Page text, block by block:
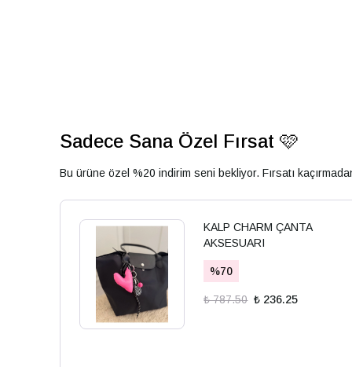
Sadece Sana Özel Fırsat 🩷
Bu ürüne özel %20 indirim seni bekliyor. Fırsatı
KALP CHARM ÇANTA
AKSESUARI
%70
₺ 787.50 ₺ 236.25